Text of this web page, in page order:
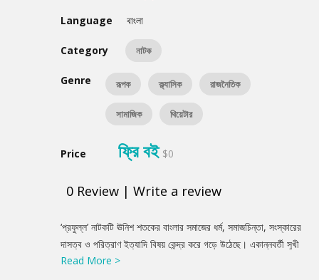
Language
বাংলা
Category নাটক
Genre রূপক ক্ল্যাসিক রাজনৈতিক
সামাজিক থিয়েটার
Price ফ্রি বই $0
0 Review | Write a review
Product
Summery
‘প্রফুল্ল’ নাটকটি ঊনিশ শতকের বাংলার সমাজের ধর্ম, সমাজচিন্তা, সংস্কারের
দাসত্ব ও পরিত্রাণ ইত্যাদি বিষয় কেন্দ্র করে গড়ে উঠেছে। একান্নবর্তী সুখী
পরিবারের প্রধান যোগেশ কলকাতার ধনী ব্যবসায়ী। জীবন সায়াহ্নে যখন তিনি
Read More >